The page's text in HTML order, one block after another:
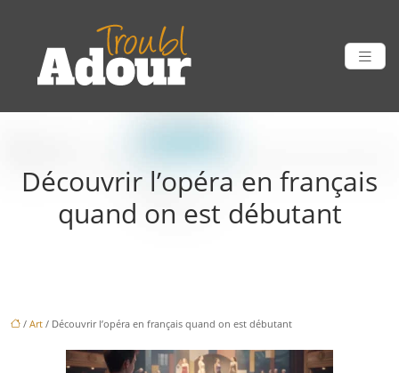
Découvrir l’opéra en français
quand on est débutant
/ Art / Découvrir l’opéra en français quand on est débutant